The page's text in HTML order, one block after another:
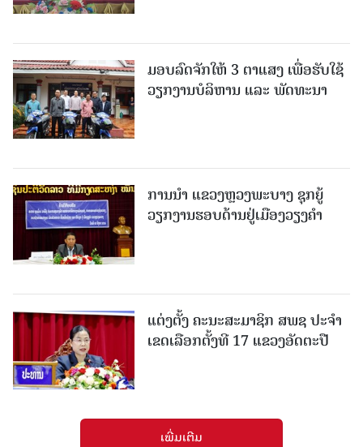
ມອບລົດຈັກໃຫ້ 3 ຕາແສງ ເພື່ອຮັບໃຊ້
ວຽກງານບໍລິຫານ ແລະ ພັດທະນາ
ການນຳ ແຂວງຫຼວງພະບາງ ຊຸກຍູ້
ວຽກງານຮອບດ້ານຢູ່ເມືອງວຽງຄໍາ
ແຕ່ງຕັ້ງ ຄະນະສະມາຊິກ ສພຊ ປະຈຳ
ເຂດເລືອກຕັ້ງທີ 17 ແຂວງອັດຕະປື
ເພີ່ມເຕີມ